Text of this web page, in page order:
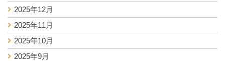
2025年12月
2025年11月
2025年10月
2025年9月